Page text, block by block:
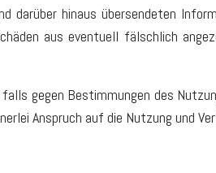
hinaus übersendeten
aus eventuell fälschlich
gegen Bestimmungen des
Anspruch auf die Nutzung und